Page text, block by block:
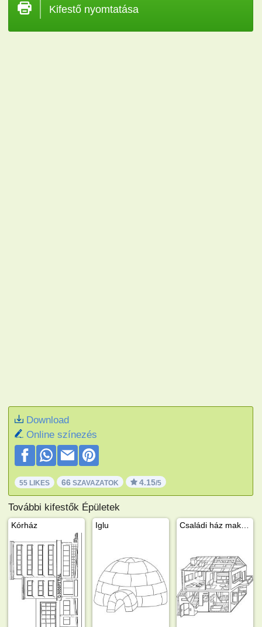
Kifestő nyomtatása
Download
Online színezés
55 LIKES 66 SZAVAZATOK 4.15/5
További kifestők Épületek
Kórház Iglu